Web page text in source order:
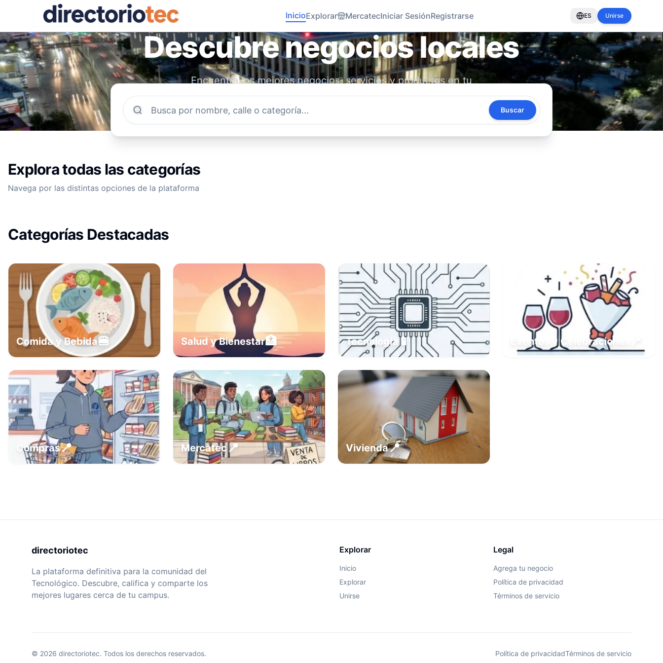
InicioExplorar MercatecIniciar SesiónRegistrarse ES Unirse
Descubre negocios locales
Encuentra los mejores negocios, servicios y productos en tu
comunidad. Conecta con emprendedores locales y apoya tu
Buscar
Explora todas las categorías
Navega por las distintas opciones de la plataforma
Categorías Destacadas
Comida y Bebida🍔 Salud y Bienestar🏥 Tecnología 📱 Eventos y Celebraciones
Compras📍 Mercatec📍 Vivienda📍
directoriotec
La plataforma definitiva para la comunidad del
Tecnológico. Descubre, califica y comparte los
mejores lugares cerca de tu campus.
Explorar
Inicio
Explorar
Unirse
Legal
Agrega tu negocio
Política de privacidad
Términos de servicio
© 2026 directoriotec. Todos los derechos reservados. Política de privacidadTérminos de servicio